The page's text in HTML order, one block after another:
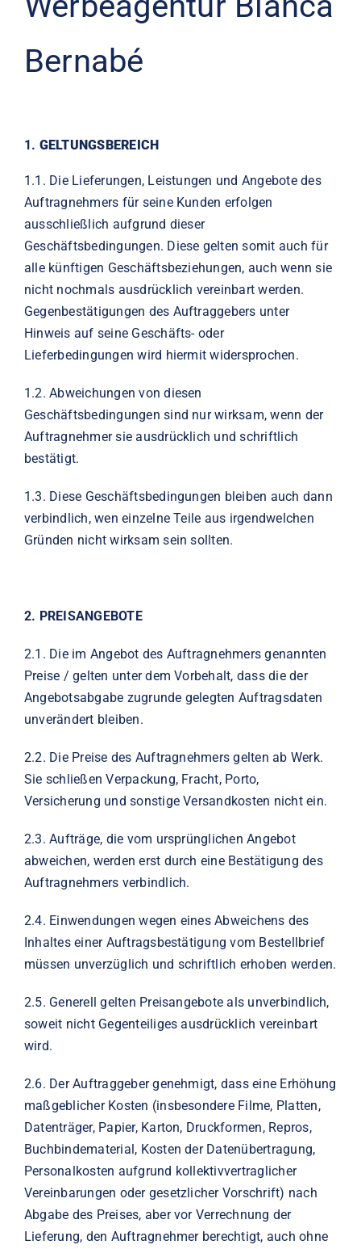
Bernabé
1. GELTUNGSBEREICH
1.1. Die Lieferungen, Leistungen und Angebote des
Auftragnehmers für seine Kunden erfolgen
ausschließlich aufgrund dieser
Geschäftsbedingungen. Diese gelten somit auch für
alle künftigen Geschäftsbeziehungen, auch wenn sie
nicht nochmals ausdrücklich vereinbart werden.
Gegenbestätigungen des Auftraggebers unter
Hinweis auf seine Geschäfts- oder
Lieferbedingungen wird hiermit widersprochen.
1.2.Abweichungen von diesen
Geschäftsbedingungen sind nur wirksam, wenn der
Auftragnehmer sie ausdrücklich und schriftlich
bestätigt.
1.3. Diese Geschäftsbedingungen bleiben auch dann
verbindlich, wen einzelne Teile aus irgendwelchen
Gründen nicht wirksam sein sollten.
2. PREISANGEBOTE
2.1. Die im Angebot des Auftragnehmers genannten
Preise / gelten unter dem Vorbehalt, dass die der
Angebotsabgabe zugrunde gelegten Auftragsdaten
unverändert bleiben.
2.2. Die Preise des Auftragnehmers gelten ab Werk.
Sie schließen Verpackung, Fracht, Porto,
Versicherung und sonstige Versandkosten nicht ein.
2.3.Aufträge, die vom ursprünglichen Angebot
abweichen, werden erst durch eine Bestätigung des
Auftragnehmers verbindlich.
2.4. Einwendungen wegen eines Abweichens des
Inhaltes einer Auftragsbestätigung vom Bestellbrief
müssen unverzüglich und schriftlich erhoben werden.
2.5. Generell gelten Preisangebote als unverbindlich,
soweit nicht Gegenteiliges ausdrücklich vereinbart
wird.
2.6. Der Auftraggeber genehmigt, dass eine Erhöhung
maßgeblicher Kosten (insbesondere Filme, Platten,
Datenträger, Papier, Karton, Druckformen, Repros,
Buchbindematerial, Kosten der Datenübertragung,
Personalkosten aufgrund kollektivvertraglicher
Vereinbarungen oder gesetzlicher Vorschrift) nach
Abgabe des Preises, aber vor Verrechnung der
Lieferung, den Auftragnehmer berechtigt, auch ohne